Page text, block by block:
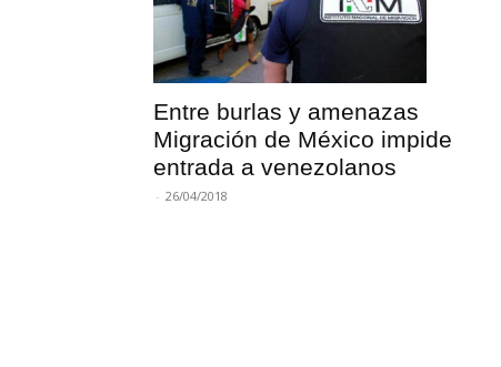
Entre burlas y amenazas
Migración de México impide
entrada a venezolanos
- 26/04/2018